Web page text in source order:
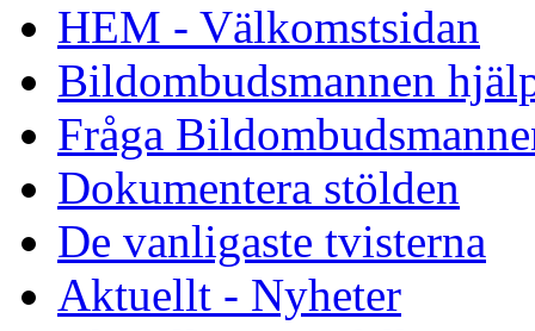
HEM - Välkomstsidan
Bildombudsmannen
Fråga
Dokumentera stölden
De vanligaste tvisterna
Aktuellt - Nyheter